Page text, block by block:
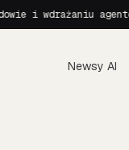
i wdrażaniu agentów
Newsy AI